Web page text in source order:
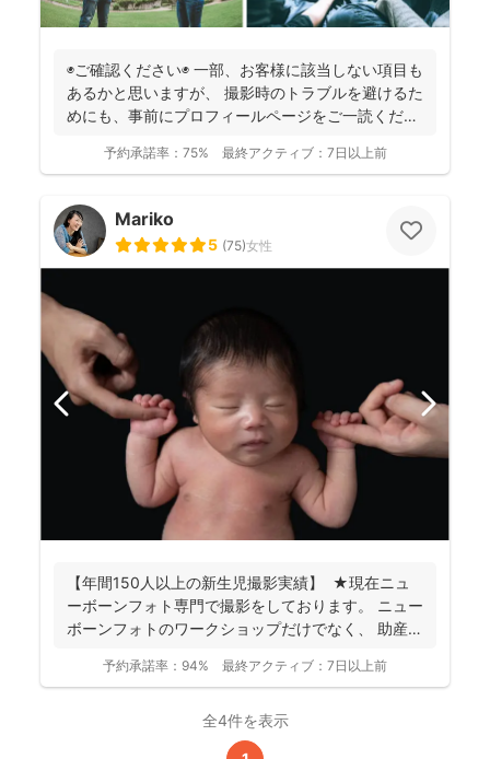
◉ご確認ください◉ 一部、お客様に該当しない項目も
あるかと思いますが、 撮影時のトラブルを避けるた
めにも、事前にプロフィールページをご一読くださ
予約承諾率： 75% 最終アクティブ： 7日以上前
Mariko
5 (75)女性
【年間150人以上の新生児撮影実績】 ★現在ニュ
ーボーンフォト専門で撮影をしております。 ニュー
ボーンフォトのワークショップだけでなく、 助産
予約承諾率： 94% 最終アクティブ： 7日以上前
全4件を表示